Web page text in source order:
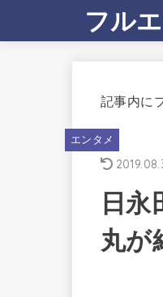
フル
記事内に
エンタメ
日
丸が